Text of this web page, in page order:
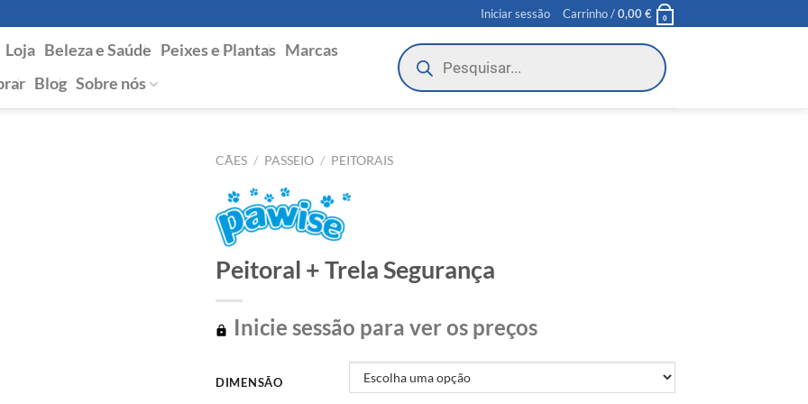
Iniciar sessão Carrinho /0,00€ 0
Loja Beleza e Saúde Peixes e Plantas Marcas
Blog Sobre nós
Products
search
CÃES / PASSEIO / PEITORAIS
Peitoral + Trela Segurança
Inicie sessão para ver os preços
DIMENSÃO